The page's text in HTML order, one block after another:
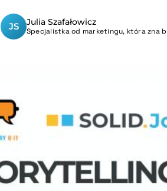
JS Julia Szafałowicz
Specjalistka od marketingu, która zna